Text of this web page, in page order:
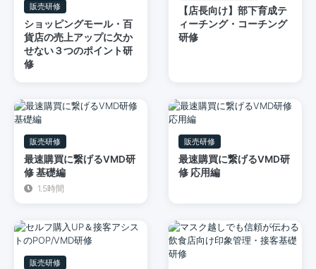
販売研修
ショッピングモール・百
貨店の売上アップに欠か
せない３つのポイント研
修
【店長向け】部下育成テ
ィーチング・コーチング
研修
販売研修
最速購買に繋げるVMD研
修 基礎編
1.5時間
販売研修
最速購買に繋げるVMD研
修 応用編
販売研修